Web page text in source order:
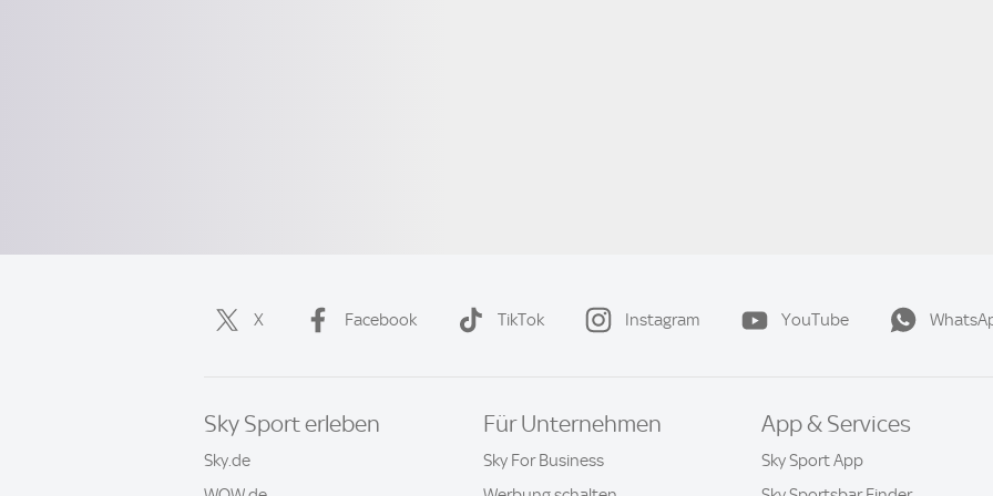
X Facebook TikTok Instagram YouTube
Sky Sport erleben
Sky.de
Für Unternehmen
Sky For Business
App & Services
Sky Sport App